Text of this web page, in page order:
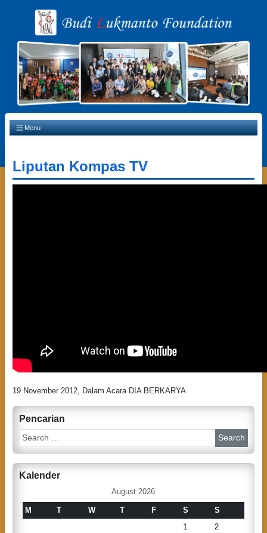
Main Navigation
Menu
Liputan Kompas TV
19 November 2012, Dalam Acara DIA BERKARYA
Pencarian
S
e
a
cKalender
August 2026
M T W T F S
S
1
2